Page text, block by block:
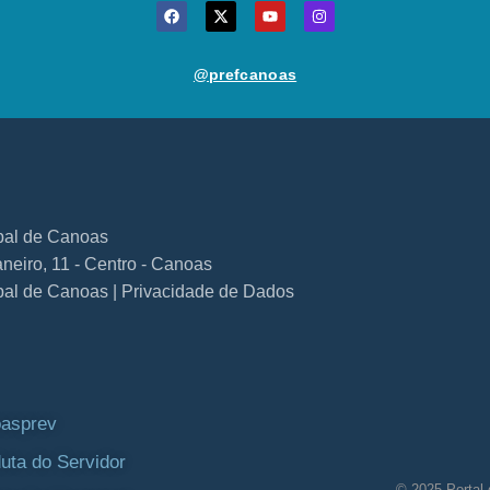
@prefcanoas
de Canoas
11 - Centro - Canoas
de Canoas | Privacidade de Dados
do Servidor